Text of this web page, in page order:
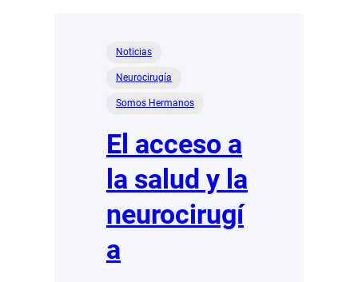
Noticias
Neurocirugía
Somos Hermanos
El acceso a
la salud y la
neurocirugí
a